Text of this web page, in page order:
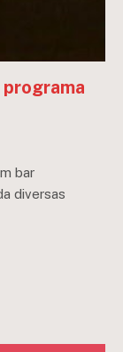
bar
diversas